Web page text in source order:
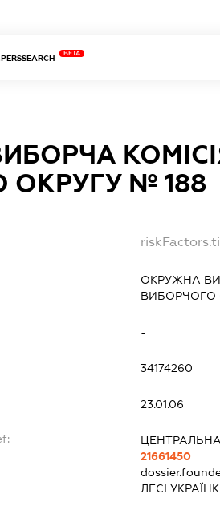
BETA
ОКРУГУ № 188
ОКРУЖНА
ВИБОРЧОГО
-
34174260
23.01.06
21661450
ЛЕСІ